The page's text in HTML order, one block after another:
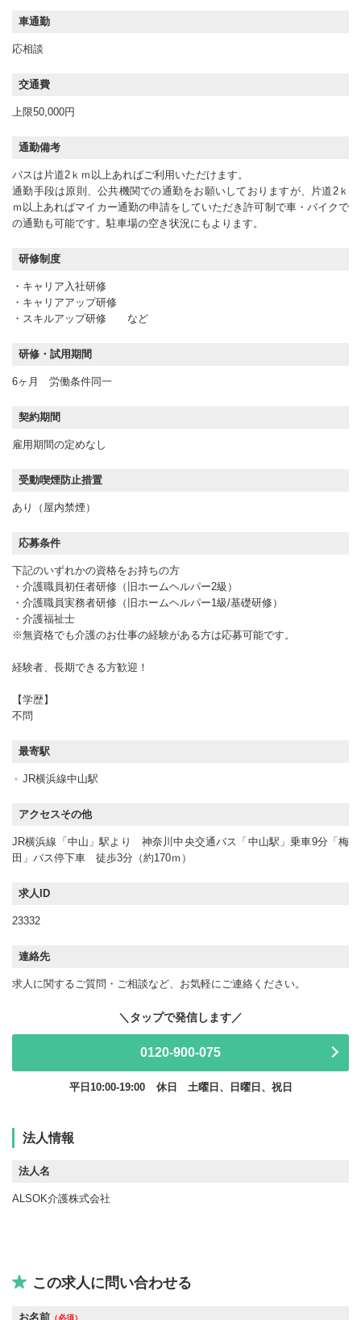
車通勤
応相談
交通費
上限50,000円
通勤備考
バスは片道2ｋｍ以上あればご利用いただけます。
通勤手段は原則、公共機関での通勤をお願いしておりますが、片道2ｋ
ｍ以上あればマイカー通勤の申請をしていただき許可制で車・バイクで
の通勤も可能です。駐車場の空き状況にもよります。
研修制度
・キャリア入社研修
・キャリアアップ研修
・スキルアップ研修 など
研修・試用期間
6ヶ月 労働条件同一
契約期間
雇用期間の定めなし
受動喫煙防止措置
あり（屋内禁煙）
応募条件
下記のいずれかの資格をお持ちの方
・介護職員初任者研修（旧ホームヘルパー2級）
・介護職員実務者研修（旧ホームヘルパー1級/基礎研修）
・介護福祉士
※無資格でも介護のお仕事の経験がある方は応募可能です。
経験者、長期できる方歓迎！
【学歴】
不問
最寄駅
JR横浜線中山駅
アクセスその他
JR横浜線「中山」駅より 神奈川中央交通バス「中山駅」乗車9分「梅
田」バス停下車 徒歩3分（約170ｍ）
求人ID
23332
連絡先
求人に関するご質問・ご相談など、お気軽にご連絡ください。
0120-900-075
平日10:00-19:00 休日 土曜日、日曜日、祝日
法人情報
法人名
ALSOK介護株式会社
この求人に問い合わせる
お名前 （必須）